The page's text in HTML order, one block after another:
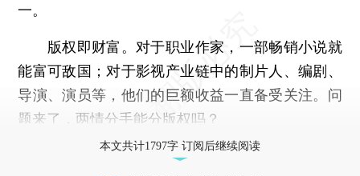
一。
版权即财富。对于职业作家，一部畅销小说就
能富可敌国；对于影视产业链中的制片人、编剧、
导演、演员等，他们的巨额收益一直备受关注。问
题来了，两情分手能分版权吗？
本文共计1797字 订阅后继续阅读